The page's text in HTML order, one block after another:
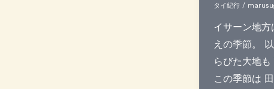
タイ紀行 /
イサーン地方
えの季節。
らびた大地
この季節は